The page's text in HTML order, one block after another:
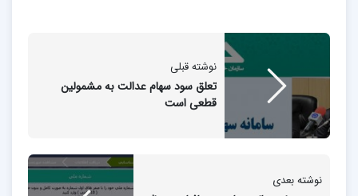
نوشته قبلی
تعلق سود سهام عدالت به مشمولین
قطعی است
نوشته بعدی